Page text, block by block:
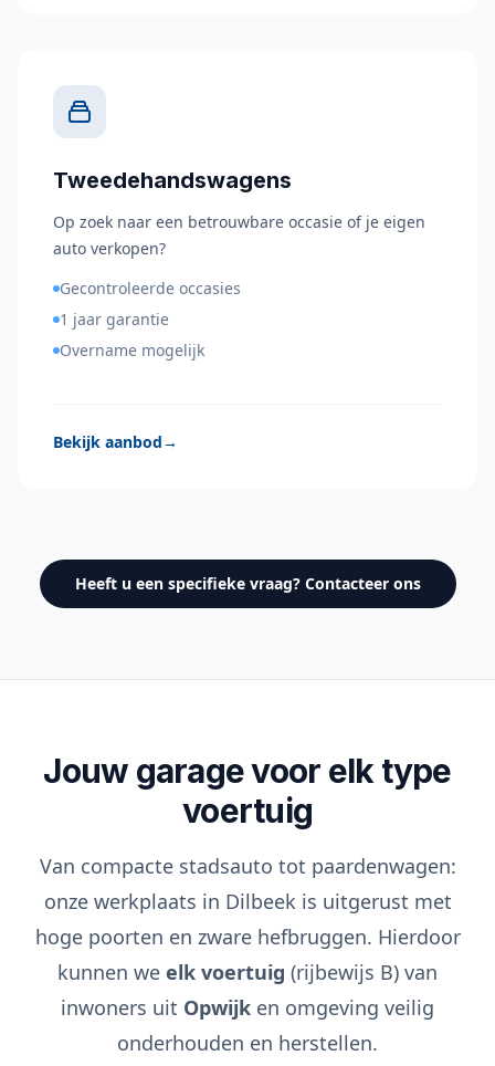
Tweedehandswagens
Op zoek naar een betrouwbare occasie of je eigen
auto verkopen?
Gecontroleerde occasies
1 jaar garantie
Overname mogelijk
Bekijk aanbod→
Heeft u een specifieke vraag? Contacteer ons
Jouw garage voor elk type
voertuig
Van compacte stadsauto tot paardenwagen:
onze werkplaats in Dilbeek is uitgerust met
hoge poorten en zware hefbruggen. Hierdoor
kunnen we elk voertuig (rijbewijs B) van
inwoners uit Opwijk en omgeving veilig
onderhouden en herstellen.